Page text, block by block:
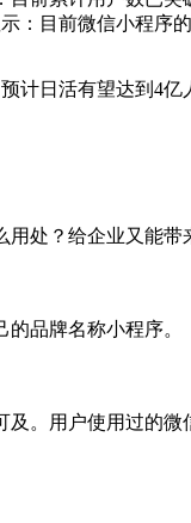
目前微信小程序
日活有望达到4亿
处？给企业又能带
品牌名称小程序。
用户使用过的微